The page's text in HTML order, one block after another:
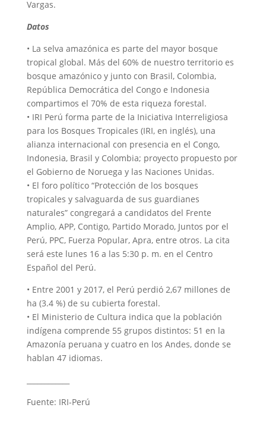
Vargas.
Datos
• La selva amazónica es parte del mayor bosque
tropical global. Más del 60% de nuestro territorio es
bosque amazónico y junto con Brasil, Colombia,
República Democrática del Congo e Indonesia
compartimos el 70% de esta riqueza forestal.
• IRI Perú forma parte de la Iniciativa Interreligiosa
para los Bosques Tropicales (IRI, en inglés), una
alianza internacional con presencia en el Congo,
Indonesia, Brasil y Colombia; proyecto propuesto por
el Gobierno de Noruega y las Naciones Unidas.
• El foro político “Protección de los bosques
tropicales y salvaguarda de sus guardianes
naturales” congregará a candidatos del Frente
Amplio, APP, Contigo, Partido Morado, Juntos por el
Perú, PPC, Fuerza Popular, Apra, entre otros. La cita
será este lunes 16 a las 5:30 p. m. en el Centro
Español del Perú.
• Entre 2001 y 2017, el Perú perdió 2,67 millones de
ha (3.4 %) de su cubierta forestal.
• El Ministerio de Cultura indica que la población
indígena comprende 55 grupos distintos: 51 en la
Amazonía peruana y cuatro en los Andes, donde se
hablan 47 idiomas.
Fuente: IRI-Perú